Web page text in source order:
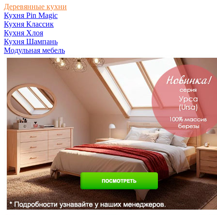
Деревянные кухни
Кухня Pin Magic
Кухня Классик
Кухня Хлоя
Кухня Шампань
Модульная мебель